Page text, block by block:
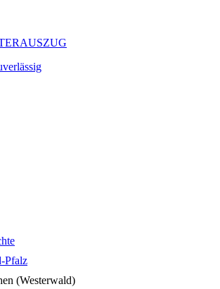
Pfalz
(Westerwald)